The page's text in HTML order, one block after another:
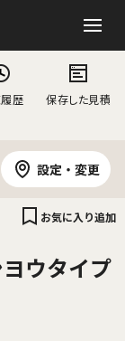
歴 保存した見積
設定・変更
ウタイプ
お気に入り追加